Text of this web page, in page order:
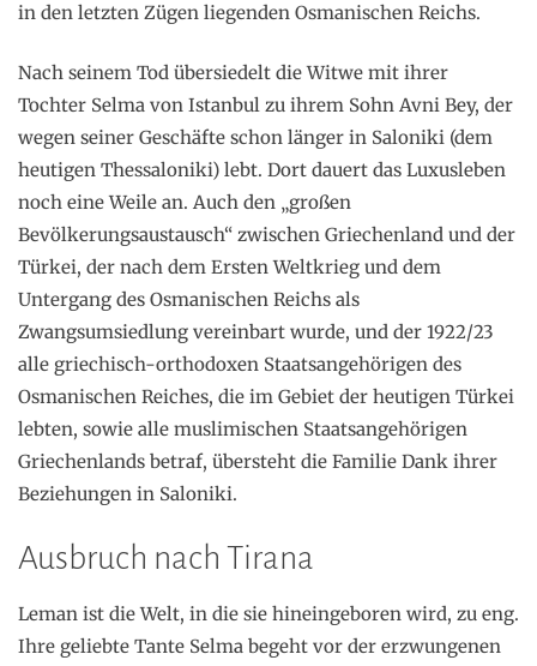
in den letzten Zügen liegenden Osmanischen Reichs.
Nach seinem Tod übersiedelt die Witwe mit ihrer
Tochter Selma von Istanbul zu ihrem Sohn Avni Bey, der
wegen seiner Geschäfte schon länger in Saloniki (dem
heutigen Thessaloniki) lebt. Dort dauert das Luxusleben
noch eine Weile an. Auch den „großen
Bevölkerungsaustausch“ zwischen Griechenland und der
Türkei, der nach dem Ersten Weltkrieg und dem
Untergang des Osmanischen Reichs als
Zwangsumsiedlung vereinbart wurde, und der 1922/23
alle griechisch-orthodoxen Staatsangehörigen des
Osmanischen Reiches, die im Gebiet der heutigen Türkei
lebten, sowie alle muslimischen Staatsangehörigen
Griechenlands betraf, übersteht die Familie Dank ihrer
Beziehungen in Saloniki.
Ausbruch nach Tirana
Leman ist die Welt, in die sie hineingeboren wird, zu eng.
Ihre geliebte Tante Selma begeht vor der erzwungenen